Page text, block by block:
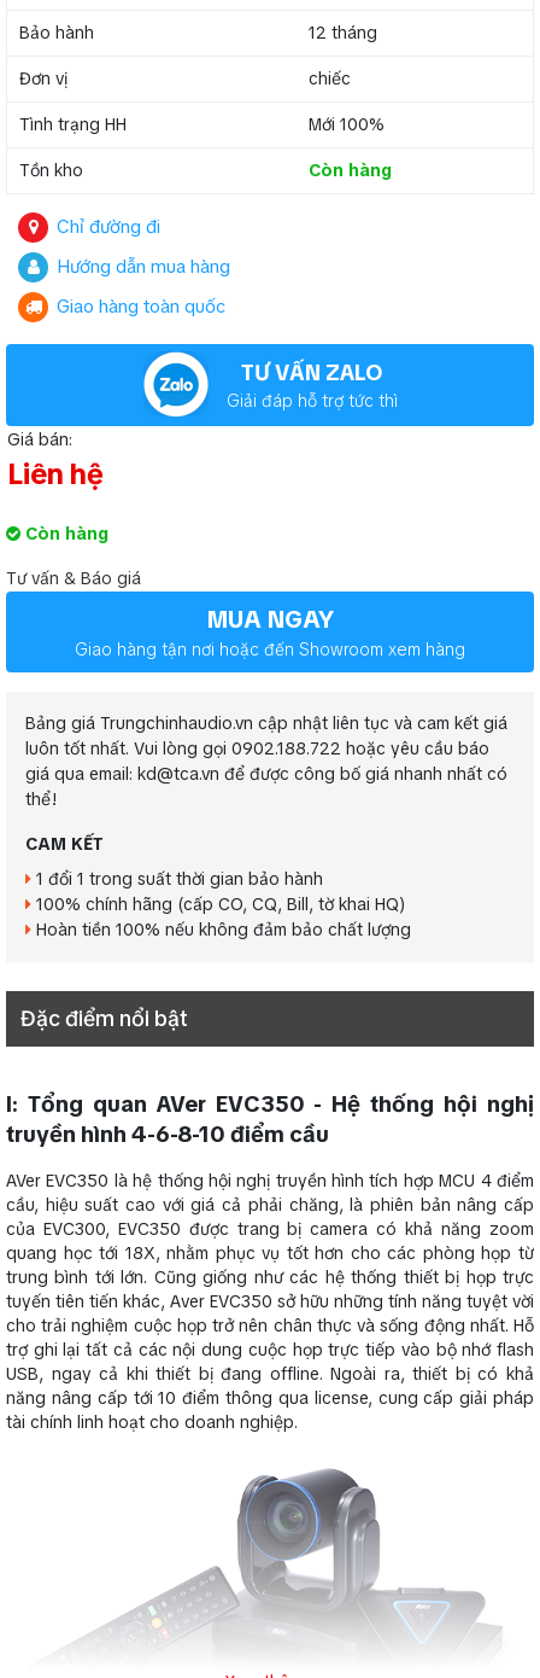
Bảo hành 12 tháng
Đơn vị chiếc
Tình trạng HH Mới 100%
Tồn kho Còn hàng
Chỉ đường đi
Hướng dẫn mua hàng
Giao hàng toàn quốc
TƯ VẤN ZALO
Giải đáp hỗ trợ tức thì
Giá bán:
Liên hệ
Còn hàng
Tư vấn & Báo giá
MUA NGAY
Giao hàng tận nơi hoặc đến Showroom xem hàng
Bảng giá Trungchinhaudio.vn cập nhật liên tục và cam kết giá
luôn tốt nhất. Vui lòng gọi 0902.188.722 hoặc yêu cầu báo
giá qua email: kd@tca.vn để được công bố giá nhanh nhất có
thể!
CAM KẾT
1 đổi 1 trong suất thời gian bảo hành
100% chính hãng (cấp CO, CQ, Bill, tờ khai HQ)
Hoàn tiền 100% nếu không đảm bảo chất lượng
Đặc điểm nổi bật
I: Tổng quan AVer EVC350 - Hệ thống hội nghị
truyền hình 4-6-8-10 điểm cầu
AVer EVC350 là hệ thống hội nghị truyền hình tích hợp MCU 4 điểm
cầu, hiệu suất cao với giá cả phải chăng, là phiên bản nâng cấp
của EVC300, EVC350 được trang bị camera có khả năng zoom
quang học tới 18X, nhằm phục vụ tốt hơn cho các phòng họp từ
trung bình tới lớn. Cũng giống như các hệ thống thiết bị họp trực
tuyến tiên tiến khác, Aver EVC350 sở hữu những tính năng tuyệt vời
cho trải nghiệm cuộc họp trở nên chân thực và sống động nhất. Hỗ
trợ ghi lại tất cả các nội dung cuộc họp trực tiếp vào bộ nhớ flash
USB, ngay cả khi thiết bị đang offline. Ngoài ra, thiết bị có khả
năng nâng cấp tới 10 điểm thông qua license, cung cấp giải pháp
tài chính linh hoạt cho doanh nghiệp.